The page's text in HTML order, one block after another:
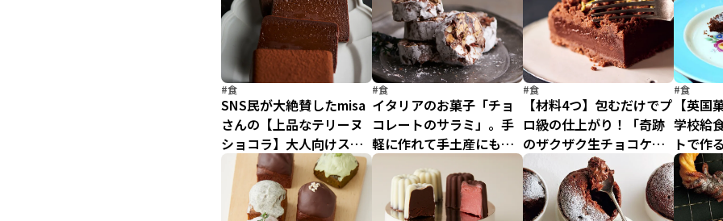
#食
SNS民が大絶賛したmisa
さんの【上品なテリーヌ
ショコラ】大人向けスイ
ーツ
#食
イタリアのお菓子「チョ
コレートのサラミ」。手
軽に作れて手土産にもし
やすい！
#食
【材料4つ】包むだけでプ
ロ級の仕上がり！「奇跡
のザクザク生チョコケー
キ」
#食
【英国
学校給
トで作
コンク